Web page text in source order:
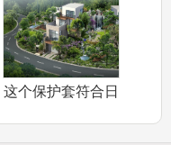
这个保护套符合日